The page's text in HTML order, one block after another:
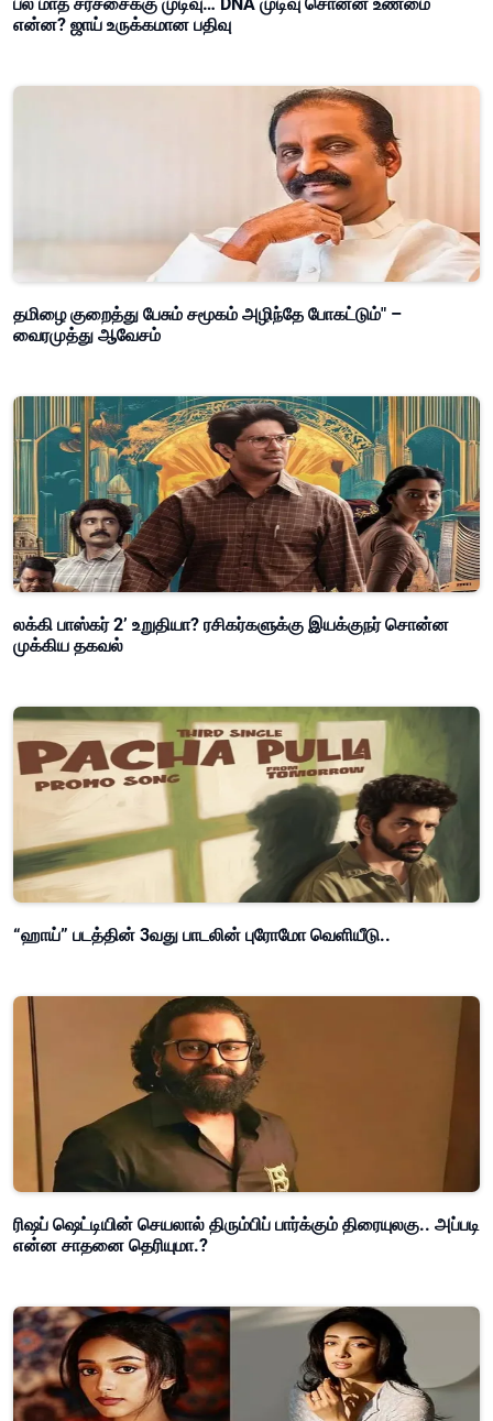
என்ன? ஜாய் உருக்கமான பதிவு
தமிழை குறைத்து பேசும் சமூகம் அழிந்தே போகட்டும்" –
வைரமுத்து ஆவேசம்
லக்கி பாஸ்கர் 2’ உறுதியா? ரசிகர்களுக்கு இயக்குநர் சொன்ன
முக்கிய தகவல்
“ஹாய்” படத்தின் 3வது பாடலின் புரோமோ வெளியீடு..
ரிஷப் ஷெட்டியின் செயலால் திரும்பிப் பார்க்கும் திரையுலகு.. அப்படி
என்ன சாதனை தெரியுமா.?